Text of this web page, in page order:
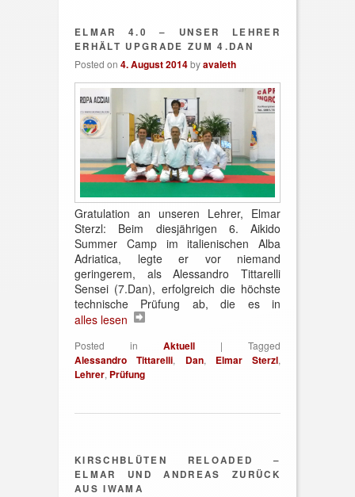
ELMAR 4.0 – UNSER LEHRER
ERHÄLT UPGRADE ZUM 4.DAN
Posted on 4. August 2014byavaleth
Gratulation an unseren Lehrer, Elmar
Sterzl: Beim diesjährigen 6. Aikido
Summer Camp im italienischen Alba
Adriatica, legte er vor niemand
geringerem, als Alessandro Tittarelli
Sensei (7.Dan), erfolgreich die höchste
technische Prüfung ab, die es in
alles lesen
Posted in Aktuell | Tagged
Alessandro Tittarelli, Dan, Elmar Sterzl,
Lehrer, Prüfung
KIRSCHBLÜTEN RELOADED –
ELMAR UND ANDREAS ZURÜCK
AUS IWAMA